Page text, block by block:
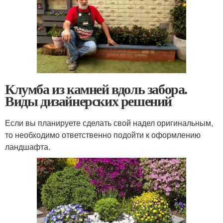
Клумба из камней вдоль забора.
Виды дизайнерских решений
Если вы планируете сделать свой надел оригинальным,
то необходимо ответственно подойти к оформлению
ландшафта.